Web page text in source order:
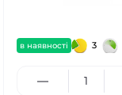
в наявності 3